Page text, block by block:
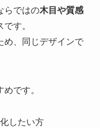
らではの木目や質感
す。
め、同じデザインで
です。
したい方